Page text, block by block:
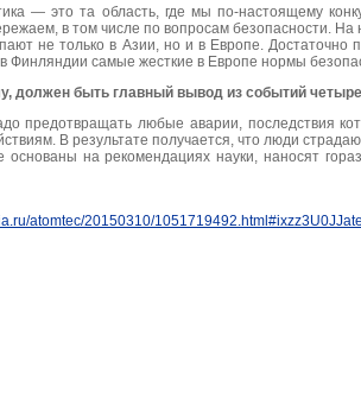
— это та область, где мы по-настоящему
в том числе по вопросам безопасности. На
не только в Азии, но и в Европе.
Финляндии самые жесткие в Европе нормы
должен быть главный вывод из событий
предотвращать любые аварии, последствия
В результате получается, что люди
основаны на рекомендациях науки, наносят
atomtec/20150310/